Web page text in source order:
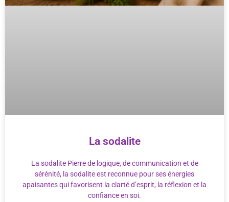
La sodalite
La sodalite Pierre de logique, de communication et de
sérénité, la sodalite est reconnue pour ses énergies
apaisantes qui favorisent la clarté d’esprit, la réflexion et la
confiance en soi.